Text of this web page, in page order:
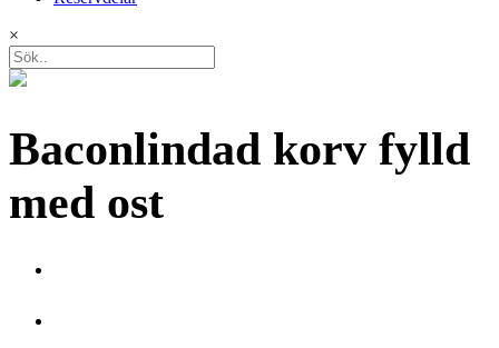
×
Baconlindad korv fylld
med ost